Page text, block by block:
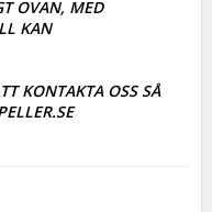
OVAN, MED
KAN
KONTAKTA OSS SÅ